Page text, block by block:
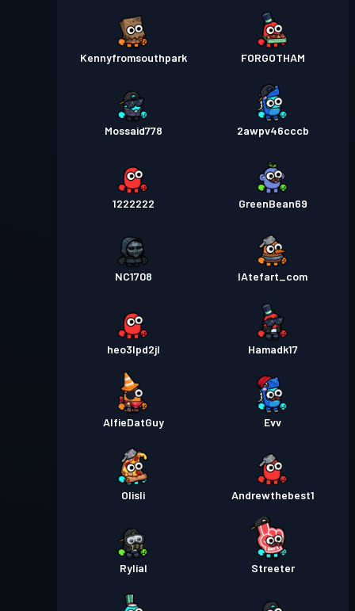
Kennyfromsouthpark FORGOTHAM
Mossaid778 2awpv46cccb
1222222 GreenBean69
NC1708 IAtefart_com
heo3lpd2jl Hamadk17
AlfieDatGuy Evv
Olisli Andrewthebest1
Rylial Streeter